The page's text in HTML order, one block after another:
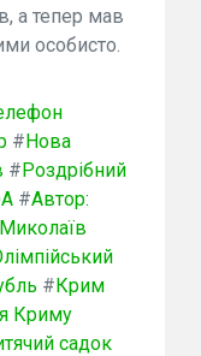
а тепер мав
особисто.
#Нова
#Роздрібний
#Автор:
Миколаїв
#Крим
Криму
садок